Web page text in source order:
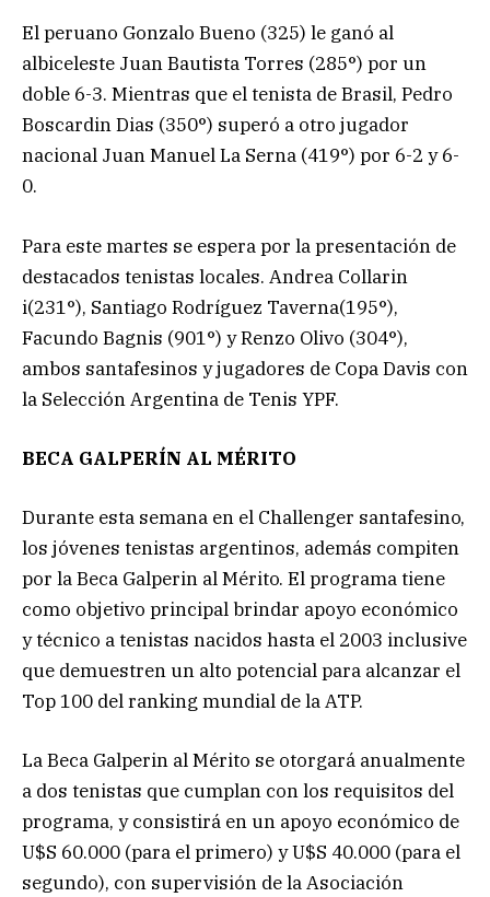
El peruano Gonzalo Bueno (325) le ganó al
albiceleste Juan Bautista Torres (285°) por un
doble 6-3. Mientras que el tenista de Brasil, Pedro
Boscardin Dias (350°) superó a otro jugador
nacional Juan Manuel La Serna (419°) por 6-2 y 6-
0.
Para este martes se espera por la presentación de
destacados tenistas locales. Andrea Collarin
i(231°), Santiago Rodríguez Taverna(195°),
Facundo Bagnis (901°) y Renzo Olivo (304°),
ambos santafesinos y jugadores de Copa Davis con
la Selección Argentina de Tenis YPF.
BECA GALPERÍN AL MÉRITO
Durante esta semana en el Challenger santafesino,
los jóvenes tenistas argentinos, además compiten
por la Beca Galperin al Mérito. El programa tiene
como objetivo principal brindar apoyo económico
y técnico a tenistas nacidos hasta el 2003 inclusive
que demuestren un alto potencial para alcanzar el
Top 100 del ranking mundial de la ATP.
La Beca Galperin al Mérito se otorgará anualmente
a dos tenistas que cumplan con los requisitos del
programa, y consistirá en un apoyo económico de
U$S 60.000 (para el primero) y U$S 40.000 (para el
segundo), con supervisión de la Asociación